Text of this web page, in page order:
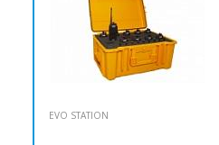
EVO STATION